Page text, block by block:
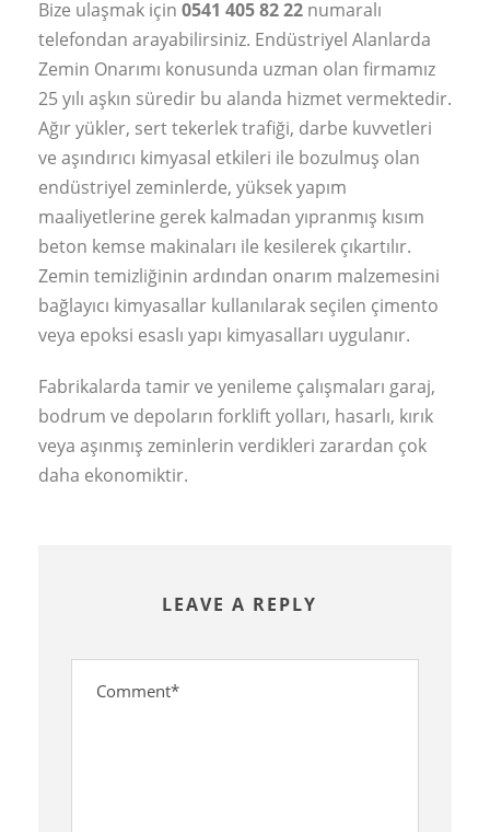
Bize ulaşmak için 0541 405 82 22 numaralı
telefondan arayabilirsiniz. Endüstriyel Alanlarda
Zemin Onarımı konusunda uzman olan firmamız
25 yılı aşkın süredir bu alanda hizmet vermektedir.
Ağır yükler, sert tekerlek trafiği, darbe kuvvetleri
ve aşındırıcı kimyasal etkileri ile bozulmuş olan
endüstriyel zeminlerde, yüksek yapım
maaliyetlerine gerek kalmadan yıpranmış kısım
beton kemse makinaları ile kesilerek çıkartılır.
Zemin temizliğinin ardından onarım malzemesini
bağlayıcı kimyasallar kullanılarak seçilen çimento
veya epoksi esaslı yapı kimyasalları uygulanır.
Fabrikalarda tamir ve yenileme çalışmaları garaj,
bodrum ve depoların forklift yolları, hasarlı, kırık
veya aşınmış zeminlerin verdikleri zarardan çok
daha ekonomiktir.
LEAVE A REPLY